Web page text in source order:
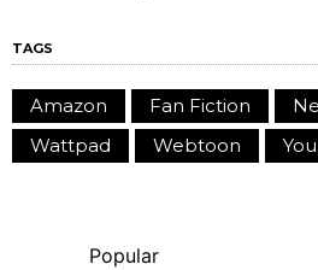
TAGS
Amazon Fan Fiction
Wattpad
Webtoon
Popular